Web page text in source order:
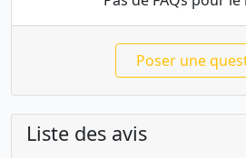
Poser une
Liste des avis